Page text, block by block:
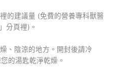
的建議量 (免費的營養專科獸醫
分頁裡)。
、陰涼的地方。開封後請冷
的湯匙乾淨乾燥。